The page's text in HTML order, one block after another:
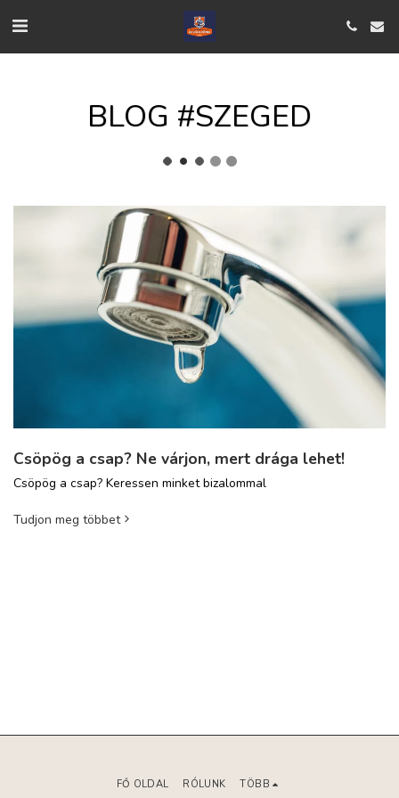
BLOG #SZEGED
Csöpög a csap? Ne várjon, mert drága lehet!
Csöpög a csap? Keressen minket bizalommal
Tudjon meg többet
FŐ OLDAL RÓLUNK TÖBB